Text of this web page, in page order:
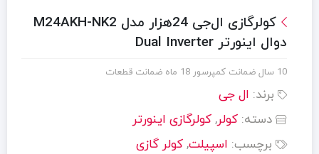
کولرگازی ال‌جی 24هزار مدل M24AKH-NK2
دوال اینورتر Dual Inverter
10 سال ضمانت کمپرسور 18 ماه ضمانت قطعات
برند: ال جی
دسته: کولر, کولرگازی اینورتر
برچسب: اسپیلت, کولر گازی